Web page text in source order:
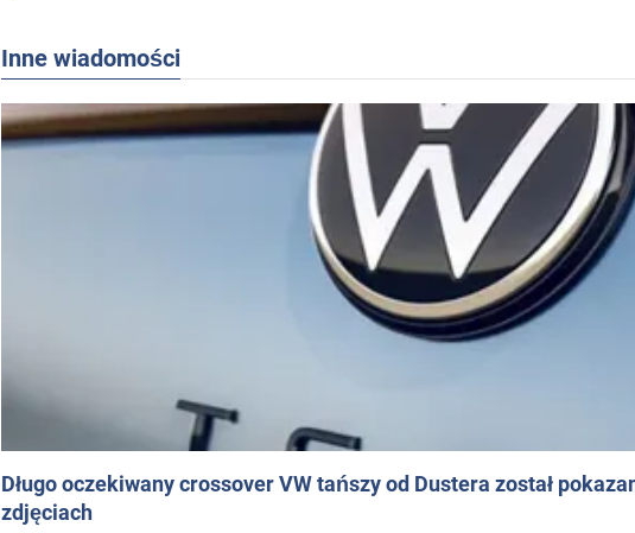
Inne wiadomości
Długo oczekiwany crossover VW tańszy od Dustera został
zdjęciach